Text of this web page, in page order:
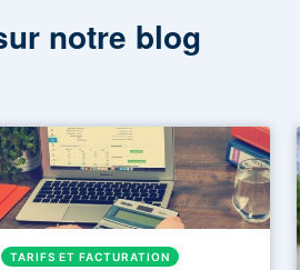
notre blog
TARIFS ET FACTURATION